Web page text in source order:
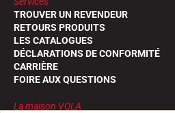
TROUVER UN REVENDEUR
RETOURS PRODUITS
LES CATALOGUES
DÉCLARATIONS DE CONFORMITÉ
CARRIÈRE
FOIRE AUX QUESTIONS
La maison VOLA